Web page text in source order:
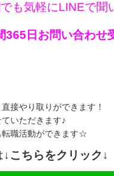
も気軽にLINEで聞
365日お問い合わせ
接やり取りができます！
いただきます♪
転職活動ができます☆
↓こちらをクリック↓